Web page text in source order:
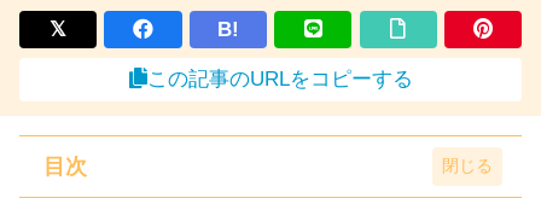
B!
この記事のURLをコピーする
目次